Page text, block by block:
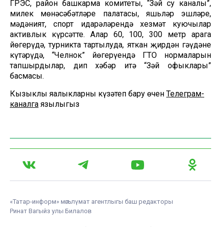
ГРЭС, район башкарма комитеты, “Зәй су каналы”,
милек мөнәсәбәтләре палатасы, яшьләр эшләре,
мәдәният, спорт идарәләрендә хезмәт куючылар
активлык күрсәтте. Алар 60, 100, 300 метр арага
йөгерүдә, турникта тартылуда, яткан җирдән гәүдәне
күтәрүдә, “Челнок” йөгерүендә ГТО нормаларын
тапшырдылар, дип хәбәр итә “Зәй офыклары”
басмасы.
Кызыклы яңалыкларны күзәтеп бару өчен Телеграм-
каналга язылыгыз
«Татар-информ» мәгълүмат агентлыгы баш редакторы
Ринат Вагыйз улы Билалов